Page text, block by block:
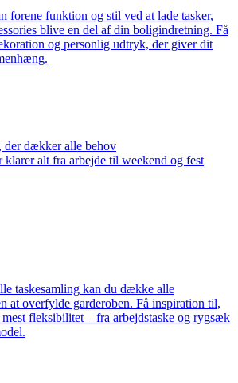
forene funktion og stil ved at lade tasker,
blive en del af din boligindretning. Få
og personlig udtryk, der giver dit
der dækker alle behov
klarer alt fra arbejde til weekend og fest
taskesamling kan du dække alle
at overfylde garderoben. Få inspiration til,
fleksibilitet – fra arbejdstaske og rygsæk